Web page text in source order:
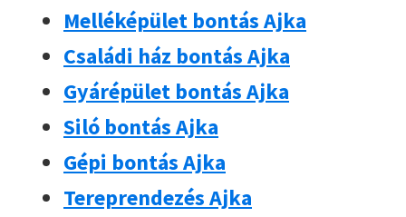
Melléképület bontás Ajka
Családi ház bontás Ajka
Gyárépület bontás Ajka
Siló bontás Ajka
Gépi bontás Ajka
Tereprendezés Ajka